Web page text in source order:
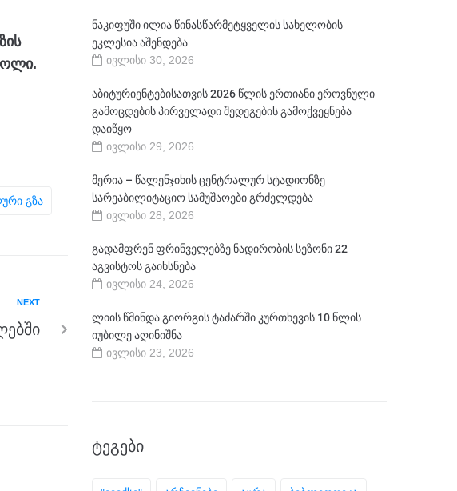
Გზა
NEXT
ნაკიფუში ილია წინასწარმეტყველის სახელობის
ეკლესია აშენდება
ივლისი 30, 2026
აბიტურიენტებისათვის 2026 წლის ერთიანი ეროვნული
გამოცდების პირველადი შედეგების გამოქვეყნება
დაიწყო
ივლისი 29, 2026
მერია – წალენჯიხის ცენტრალურ სტადიონზე
სარეაბილიტაციო სამუშაოები გრძელდება
ივლისი 28, 2026
გადამფრენ ფრინველებზე ნადირობის სეზონი 22
აგვისტოს გაიხსნება
ივლისი 24, 2026
ლიის წმინდა გიორგის ტაძარში კურთხევის 10 წლის
იუბილე აღინიშნა
ივლისი 23, 2026
ᲢᲔᲒᲔᲑᲘ